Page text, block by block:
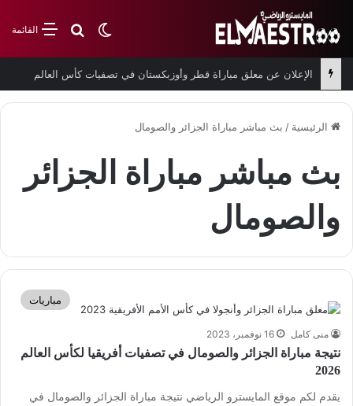
القائمةبحث عن
الوضع المظلم
الإعلان عن معلق مباراة قطر وأوزبكستان في تصفيات كأس العالم
الرئيسية / بث مباشر مباراة الجزائر والصومال
بث مباشر مباراة الجزائر
والصومال
مباريات
منى كامل 16 نوفمبر، 2023
نتيجة مباراة الجزائر والصومال في تصفيات أفريقيا لكأس العالم
2026
يقدم لكم موقع المايسترو الرياضي نتيجة مباراة الجزائر والصومال في